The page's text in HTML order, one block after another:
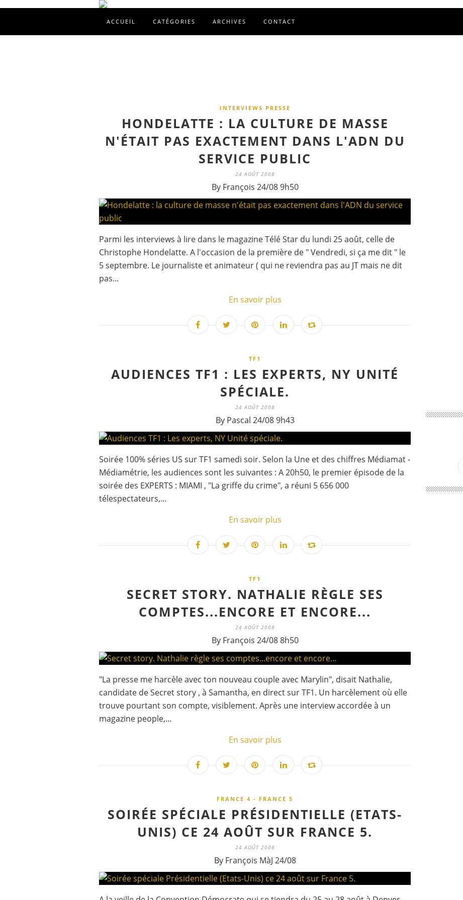
ACCUEIL CATÉGORIES ARCHIVES CONTACT
INTERVIEWS PRESSE
HONDELATTE : LA CULTURE DE MASSE
N'ÉTAIT PAS EXACTEMENT DANS L'ADN DU
SERVICE PUBLIC
24 AOÛT 2008
By François 24/08 9h50
Parmi les interviews à lire dans le magazine Télé Star du lundi 25 août, celle de
Christophe Hondelatte. A l'occasion de la première de " Vendredi, si ça me dit " le
5 septembre. Le journaliste et animateur ( qui ne reviendra pas au JT mais ne dit
pas...
En savoir plus
TF1
AUDIENCES TF1 : LES EXPERTS, NY UNITÉ
SPÉCIALE.
24 AOÛT 2008
By Pascal 24/08 9h43
Soirée 100% séries US sur TF1 samedi soir. Selon la Une et des chiffres Médiamat -
Médiamétrie, les audiences sont les suivantes : A 20h50, le premier épisode de la
soirée des EXPERTS : MIAMI , "La griffe du crime", a réuni 5 656 000
télespectateurs,...
En savoir plus
TF1
SECRET STORY. NATHALIE RÈGLE SES
COMPTES...ENCORE ET ENCORE...
24 AOÛT 2008
By François 24/08 8h50
"La presse me harcèle avec ton nouveau couple avec Marylin", disait Nathalie,
candidate de Secret story , à Samantha, en direct sur TF1. Un harcèlement où elle
trouve pourtant son compte, visiblement. Après une interview accordée à un
magazine people,...
En savoir plus
FRANCE 4 - FRANCE 5
SOIRÉE SPÉCIALE PRÉSIDENTIELLE (ETATS-
UNIS) CE 24 AOÛT SUR FRANCE 5.
24 AOÛT 2008
By François MàJ 24/08